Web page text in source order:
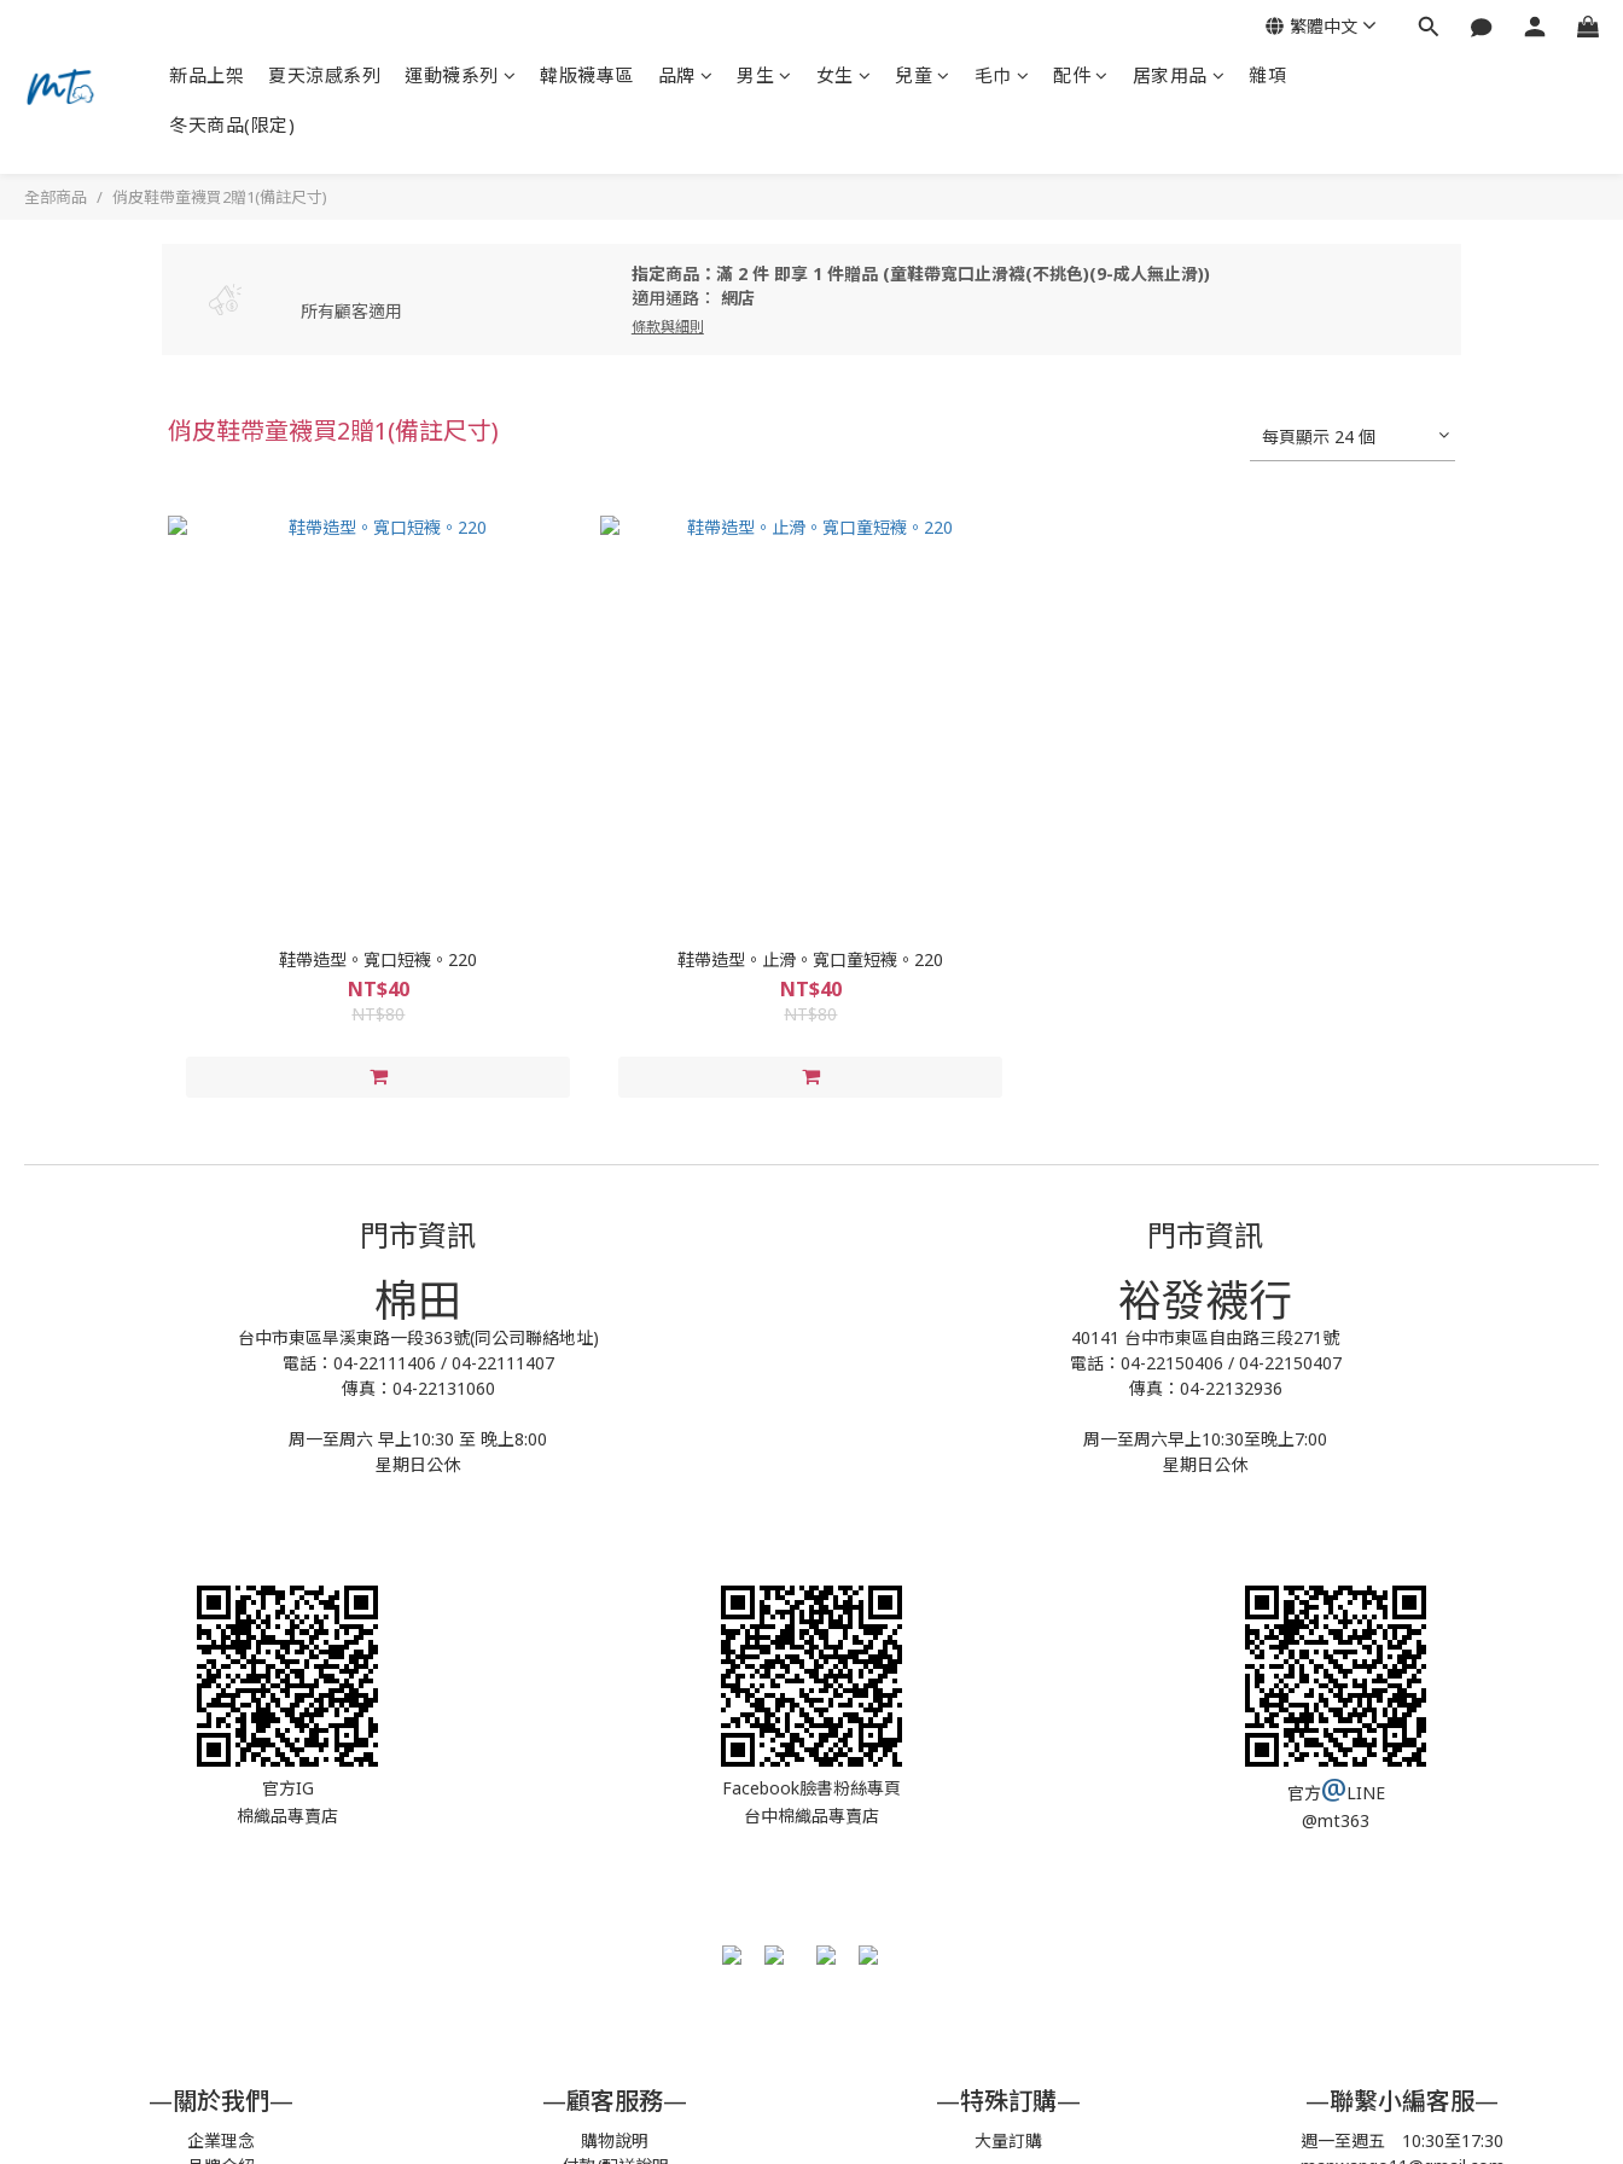
新品上架 夏天涼感系列 運動襪系列 韓版襪專區 品牌 男生 女生 兒童 毛巾 配件 居家用品 雜項
冬天商品(限定)
繁體中文
全部商品 俏皮鞋帶童襪買2贈1(備註尺寸)
所有顧客適用
指定商品：滿 2 件 即享 1 件贈品 (童鞋帶寬口止滑襪(不挑色)(9-成人無止滑))
適用通路： 網店
條款與細則
俏皮鞋帶童襪買2贈1(備註尺寸) 每頁顯示 24 個
鞋帶造型。寬口短襪。220
NT$40
NT$80
鞋帶造型。止滑。寬口童短襪。220
NT$40
NT$80
門市資訊
棉田
台中市東區旱溪東路一段363號(同公司聯絡地址)
電話：04-22111406 / 04-22111407
傳真：04-22131060
周一至周六 早上10:30 至 晚上8:00
星期日公休
門市資訊
裕發襪行
40141 台中市東區自由路三段271號
電話：04-22150406 / 04-22150407
傳真：04-22132936
周一至周六早上10:30至晚上7:00
星期日公休
官方IG
棉織品專賣店
Facebook臉書粉絲專頁
台中棉織品專賣店
官方@LINE
@mt363
—關於我們—
企業理念
—顧客服務—
購物說明
—特殊訂購—
大量訂購
—聯繫小編客服—
週一至週五 10:30至17:30